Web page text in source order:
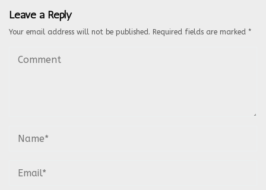
Leave a Reply
Your email address will not be published. Required fields are marked *